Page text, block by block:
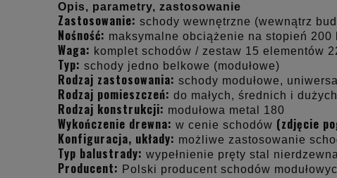
Opis, parametry, zastosowanie
Zastosowanie: schody wewnętrzne (wewnątrz
Nośność: maksymalne obciążenie na stopień 200
Waga: komplet schodów / zestaw 15 elementów
Typ: schody jedno belkowe (modułowe)
Rodzaj zastosowania: schody modułowe,
Rodzaj pomieszczeń: do małych, średnich i
Rodzaj konstrukcji: modułowa metal 180
Wykończenie drewna: w cenie schodów (zdjęcie
Konfiguracja, układy: możliwe zastosowanie
Typ balustrady: wypełnienie pręty stal
Producent: Polski producent schodów